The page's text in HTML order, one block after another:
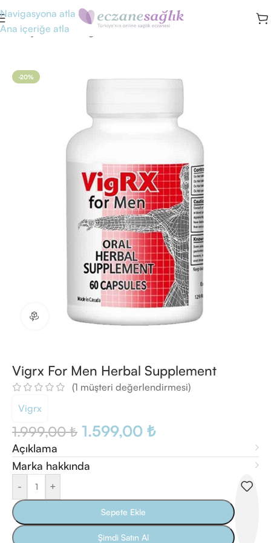
Navigasyona atla
Ana içeriğe atla
Ana Sayfa/Cinsel Sağlık
-20%
360 ürün görünümü
Vigrx For Men Herbal Supplement
(1 müşteri değerlendirmesi)
Vigrx
1.999,00₺ 1.599,00 ₺
Açıklama
Marka hakkında
- +
Sepete Ekle
Şimdi Satın Al